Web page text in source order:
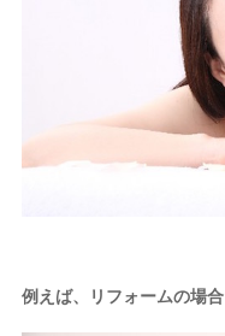
例えば、リフォームの場合